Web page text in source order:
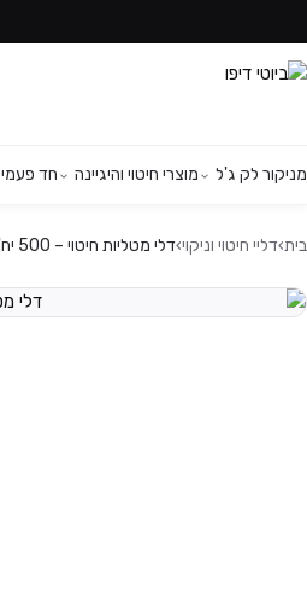
מניקור לק ג'ל מוצרי חיטוי והיגיינה חד פעמי
בית›דליי חיטוי וניקוי›דלי מטליות חיטוי – 500 יח'